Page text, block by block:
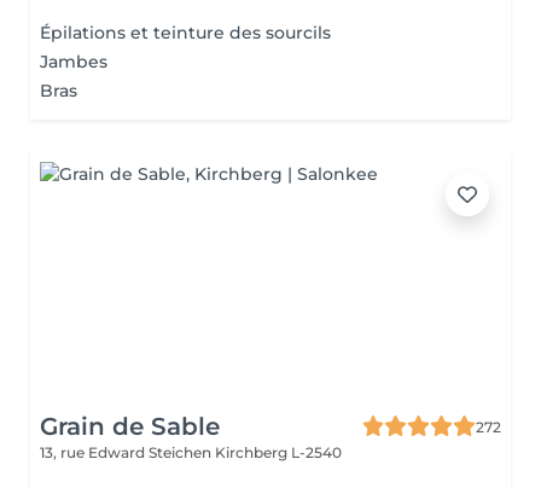
Épilations et teinture des sourcils
Jambes
Bras
Grain de Sable
272
13, rue Edward Steichen Kirchberg L-2540